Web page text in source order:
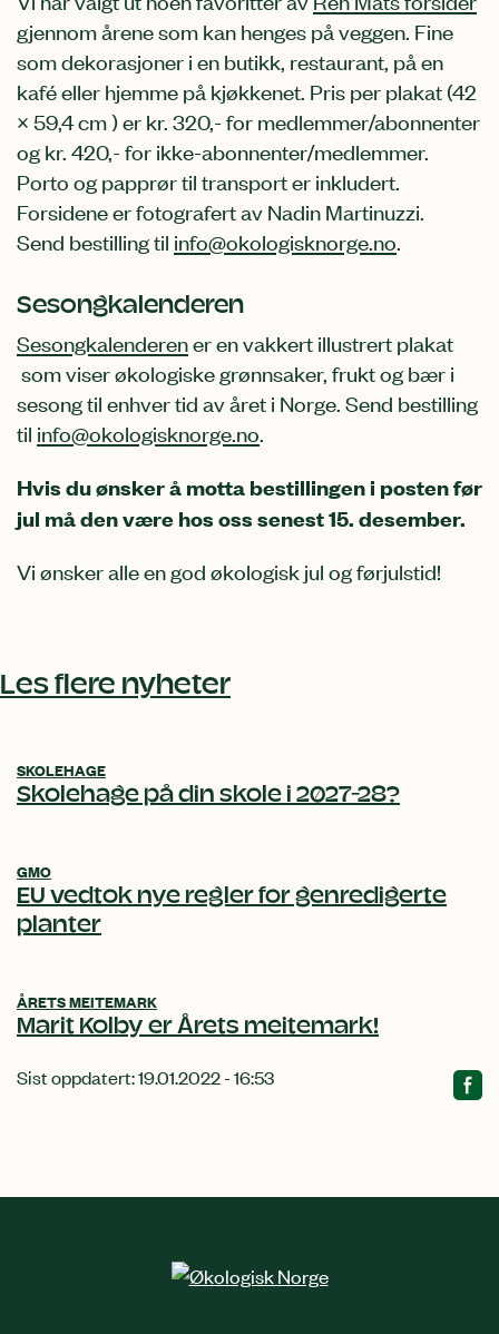
gjennom årene som kan henges på veggen. Fine
som dekorasjoner i en butikk, restaurant, på en
kafé eller hjemme på kjøkkenet. Pris per plakat (42
× 59,4 cm ) er kr. 320,- for medlemmer/abonnenter
og kr. 420,- for ikke-abonnenter/medlemmer.
Porto og papprør til transport er inkludert.
Forsidene er fotografert av Nadin Martinuzzi.
Send bestilling til info@okologisknorge.no.
Sesongkalenderen
Sesongkalenderener en vakkert illustrert plakat
som viser økologiske grønnsaker, frukt og bær i
sesong til enhver tid av året i Norge. Send bestilling
til info@okologisknorge.no
Hvis du ønsker å motta bestillingen i posten før
jul må den være hos oss senest 15. desember.
Vi ønsker alle en god økologisk jul og førjulstid!
innhold
Les flere nyheter
SKOLEHAGE
Skolehage på din skole i 2027-28?
GMO
EU vedtok nye regler for genredigerte
planter
ÅRETS MEITEMARK
Marit Kolby er Årets meitemark!
Sist oppdatert: 19.01.2022 - 16:53